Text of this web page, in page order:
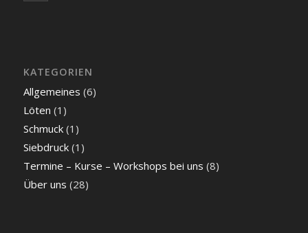
KATEGORIEN
Allgemeines (6)
Löten (1)
Schmuck(1)
Siebdruck(1)
Termine – Kurse – Workshops bei uns (8)
Über uns (28)